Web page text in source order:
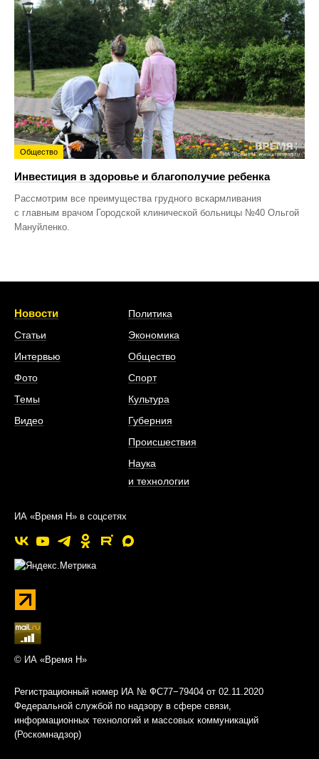
Общество
Инвестиция в здоровье и благополучие ребенка
Рассмотрим все преимущества грудного вскармливания
с главным врачом Городской клинической больницы №40 Ольгой
Мануйленко.
Новости
Статьи
Интервью
Фото
Темы
Видео
Политика
Экономика
Общество
Спорт
Культура
Губерния
Происшествия
Наука
и технологии
ИА «Время Н» в соцсетях
© ИА «Время Н»
Регистрационный номер ИА № ФС77−79404 от 02.11.2020
Федеральной службой по надзору в сфере связи,
информационных технологий и массовых коммуникаций
(Роскомнадзор)